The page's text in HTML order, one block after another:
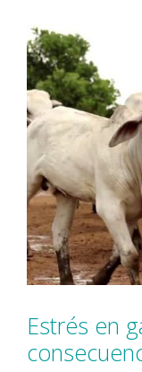
Estrés en